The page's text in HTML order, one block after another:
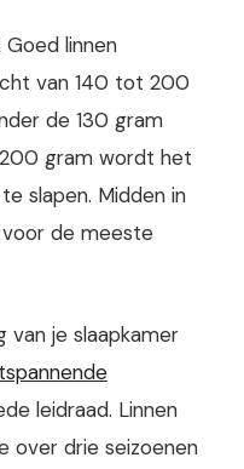
linnen
van 140 tot 200
de 130 gram
gram wordt het
slapen. Midden in
de meeste
van je slaapkamer
leidraad. Linnen
over drie seizoenen